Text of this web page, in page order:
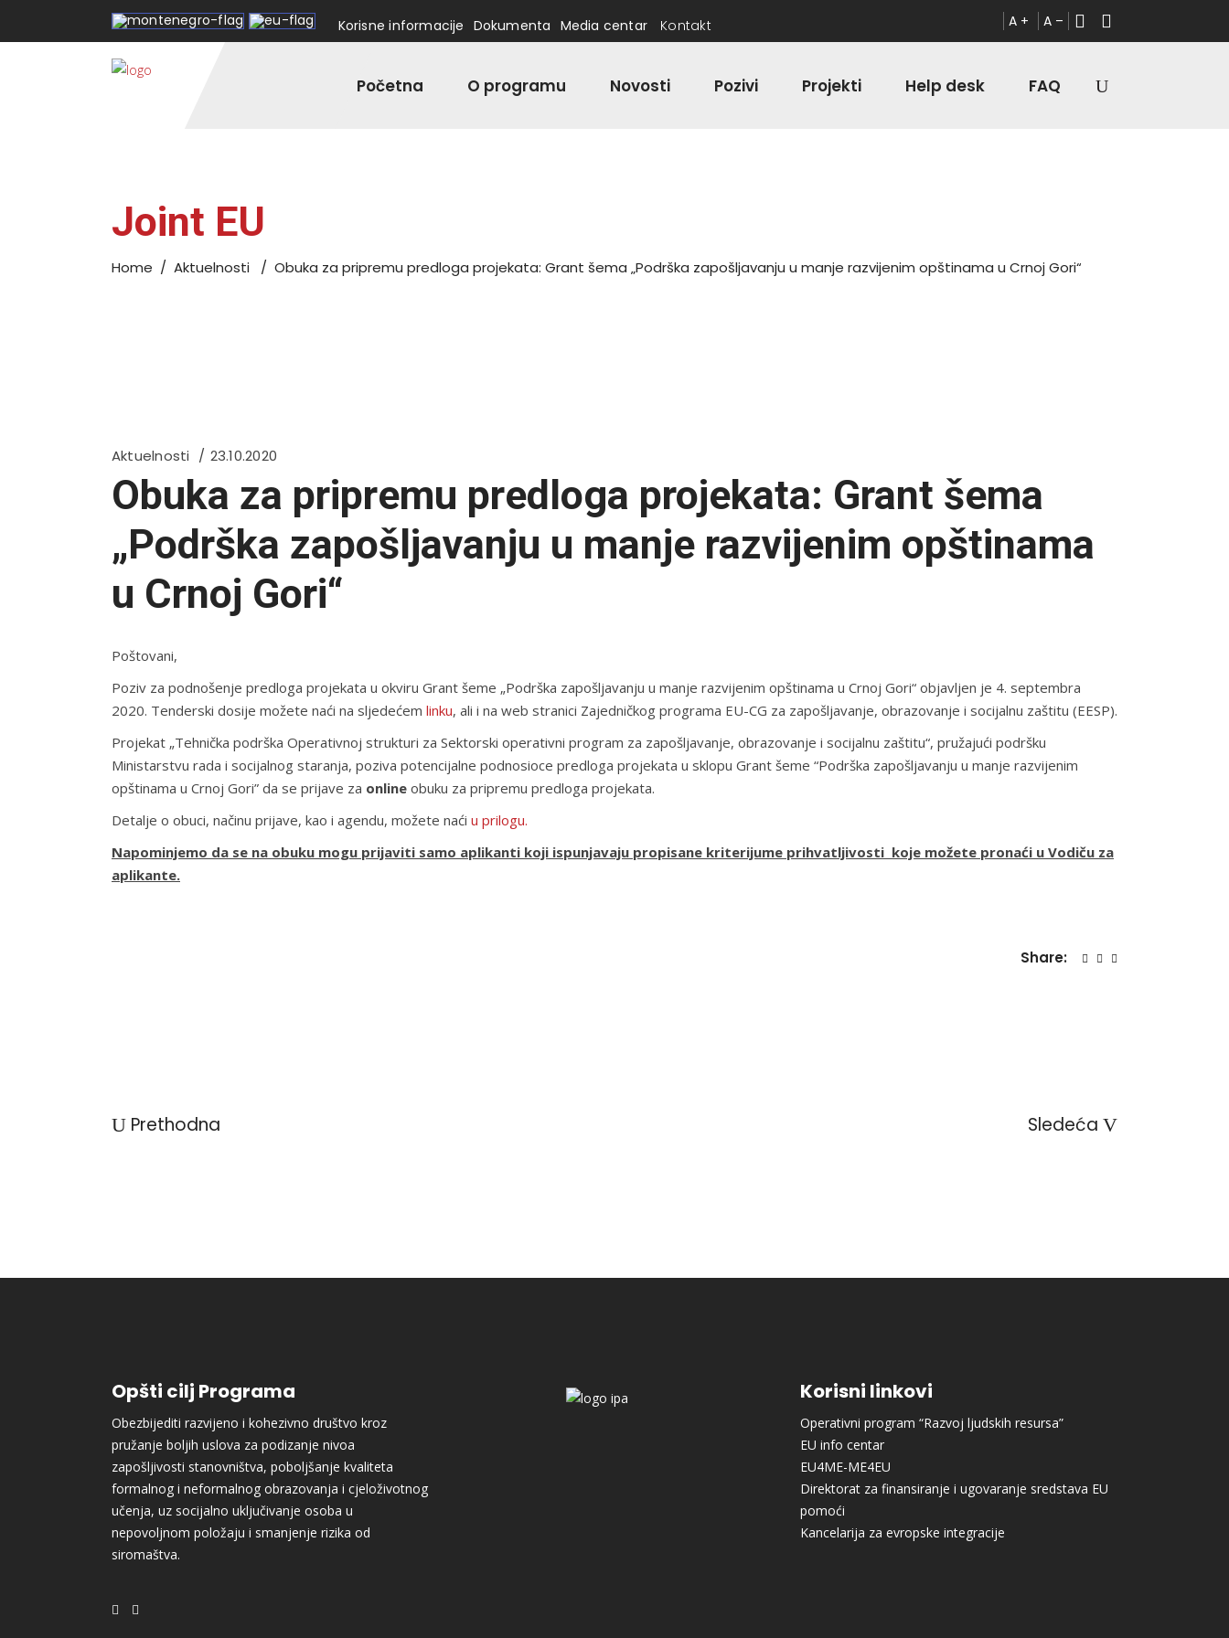
Korisne informacije Dokumenta Media centar Kontakt A + A –
Početna O programu Novosti Pozivi Projekti Help desk FAQ
Joint EU
Home / Aktuelnosti / Obuka za pripremu predloga projekata: Grant šema „Podrška zapošljavanju u manje razvijenim opštinama u Crnoj Gori“
Aktuelnosti 23.10.2020
Obuka za pripremu predloga projekata: Grant šema
„Podrška zapošljavanju u manje razvijenim opštinama
u Crnoj Gori“
Poštovani,
Poziv za podnošenje predloga projekata u okviru Grant šeme „Podrška zapošljavanju u manje razvijenim opštinama u Crnoj Gori“ objavljen je 4. septembra
2020. Tenderski dosije možete naći na sljedećem linku, ali i na web stranici Zajedničkog programa EU-CG za zapošljavanje, obrazovanje i socijalnu zaštitu (EESP).
Projekat „Tehnička podrška Operativnoj strukturi za Sektorski operativni program za zapošljavanje, obrazovanje i socijalnu zaštitu“, pružajući podršku
Ministarstvu rada i socijalnog staranja, poziva potencijalne podnosioce predloga projekata u sklopu Grant šeme “Podrška zapošljavanju u manje razvijenim
opštinama u Crnoj Gori” da se prijave za online obuku za pripremu predloga projekata.
Detalje o obuci, načinu prijave, kao i agendu, možete naći u prilogu.
Napominjemo da se na obuku mogu prijaviti samo aplikanti koji ispunjavaju propisane kriterijume prihvatljivosti koje možete pronaći u Vodiču za
aplikante.
Share:
Prethodna Sledeća
Opšti cilj Programa
Obezbijediti razvijeno i kohezivno društvo kroz
pružanje boljih uslova za podizanje nivoa
zapošljivosti stanovništva, poboljšanje kvaliteta
formalnog i neformalnog obrazovanja i cjeloživotnog
učenja, uz socijalno uključivanje osoba u
nepovoljnom položaju i smanjenje rizika od
siromaštva.
Korisni linkovi
Operativni program “Razvoj ljudskih resursa”
EU info centar
EU4ME-ME4EU
Direktorat za finansiranje i ugovaranje sredstava EU
pomoći
Kancelarija za evropske integracije